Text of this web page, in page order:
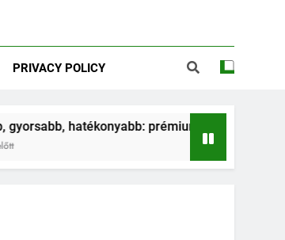
bike-ok 2026-ban
PRIVACY POLICY
hatékonyabb: prémium mountain bike-ok